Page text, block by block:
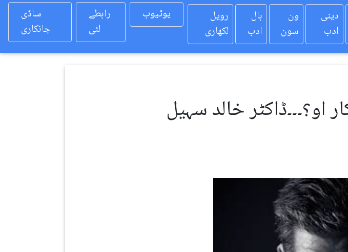
ساڈی
جانکاری
رابطے
لئی
یوٹیوب
رویل
لکھاری
بال
ادب
ون
سون
دینی
ادب
خالد سہیل